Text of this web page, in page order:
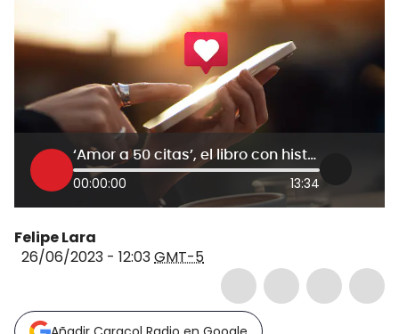
‘Amor a 50 citas’, el libro con historias inéditas de las relaciones por aplicaciones
00:00:00 13:34
Felipe Lara
26/06/2023 - 12:03GMT-5